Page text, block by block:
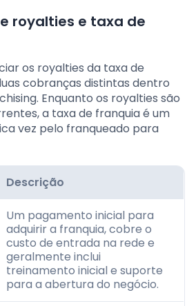
royalties e taxa de
os royalties da taxa de
cobranças distintas dentro
Enquanto os royalties são
a taxa de franquia é um
vez pelo franqueado para
Descrição
Um pagamento inicial para
adquirir a franquia, cobre o
custo de entrada na rede e
geralmente inclui
treinamento inicial e suporte
para a abertura do negócio.